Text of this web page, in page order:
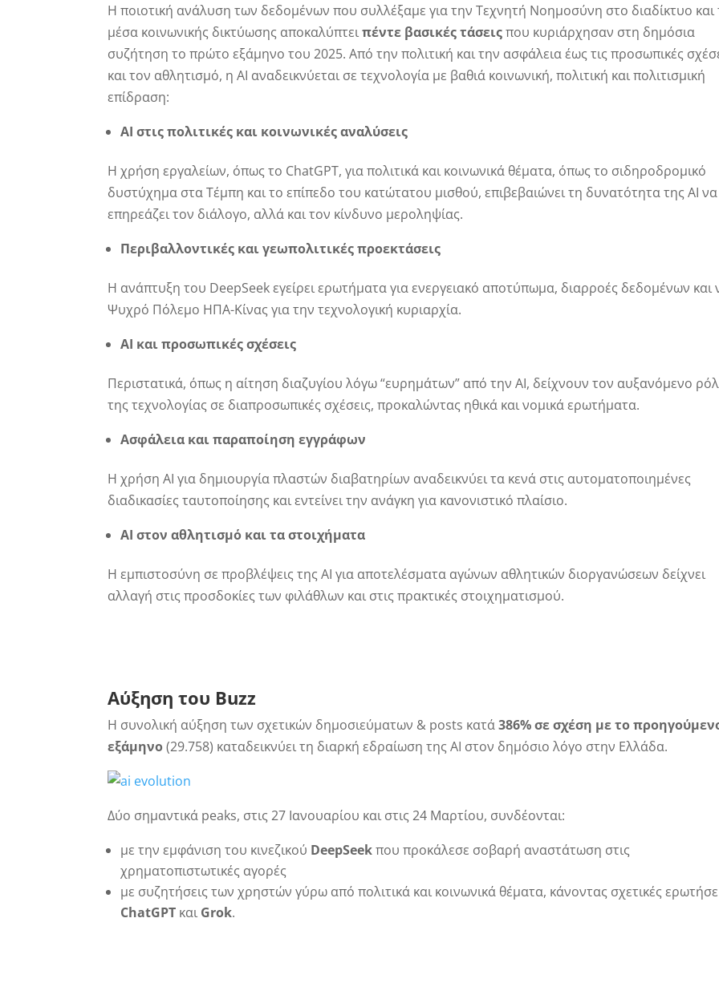
Η ποιοτική ανάλυση των δεδομένων που συλλέξαμε για την Τεχνητή Νοημοσύνη στο διαδίκτυο και
μέσα κοινωνικής δικτύωσης αποκαλύπτειπέντε βασικές τάσειςπου κυριάρχησαν στη δημόσια
συζήτηση το πρώτο εξάμηνο του 2025. Από την πολιτική και την ασφάλεια έως τις προσωπικές
και τον αθλητισμό, η AI αναδεικνύεται σε τεχνολογία με βαθιά κοινωνική, πολιτική και πολιτισμική
επίδραση:
AI στις πολιτικές και κοινωνικές αναλύσεις
Η χρήση εργαλείων, όπως το ChatGPT, για πολιτικά και κοινωνικά θέματα, όπως το σιδηροδρομικό
δυστύχημα στα Τέμπη και το επίπεδο του κατώτατου μισθού, επιβεβαιώνει τη δυνατότητα της AI να
επηρεάζει τον διάλογο, αλλά και τον κίνδυνο μεροληψίας.
Περιβαλλοντικές και γεωπολιτικές προεκτάσεις
Η ανάπτυξη του DeepSeek εγείρει ερωτήματα για ενεργειακό αποτύπωμα, διαρροές δεδομένων και
Ψυχρό Πόλεμο ΗΠΑ-Κίνας για την τεχνολογική κυριαρχία.
AI και προσωπικές σχέσεις
Περιστατικά, όπως η αίτηση διαζυγίου λόγω “ευρημάτων” από την AI, δείχνουν τον αυξανόμενο
της τεχνολογίας σε διαπροσωπικές σχέσεις, προκαλώντας ηθικά και νομικά ερωτήματα.
Ασφάλεια και παραποίηση εγγράφων
Η χρήση AI για δημιουργία πλαστών διαβατηρίων αναδεικνύει τα κενά στις αυτοματοποιημένες
διαδικασίες ταυτοποίησης και εντείνει την ανάγκη για κανονιστικό πλαίσιο.
AI στον αθλητισμό και τα στοιχήματα
Η εμπιστοσύνη σε προβλέψεις της AI για αποτελέσματα αγώνων αθλητικών διοργανώσεων δείχνει
αλλαγή στις προσδοκίες των φιλάθλων και στις πρακτικές στοιχηματισμού.
Αύξηση του Buzz
Η συνολική αύξηση των σχετικών δημοσιεύματων & posts κατά386% σε σχέση με το
εξάμηνο(29.758) καταδεικνύει τη διαρκή εδραίωση της AI στον δημόσιο λόγο στην Ελλάδα.
Δύο σημαντικά peaks, στις 27 Ιανουαρίου και στις 24 Μαρτίου, συνδέονται:
με την εμφάνιση του κινεζικού DeepSeekπου προκάλεσε σοβαρή αναστάτωση στις
χρηματοπιστωτικές αγορές
με συζητήσεις των χρηστών γύρω από πολιτικά και κοινωνικά θέματα, κάνοντας σχετικές
ChatGPT και Grok.